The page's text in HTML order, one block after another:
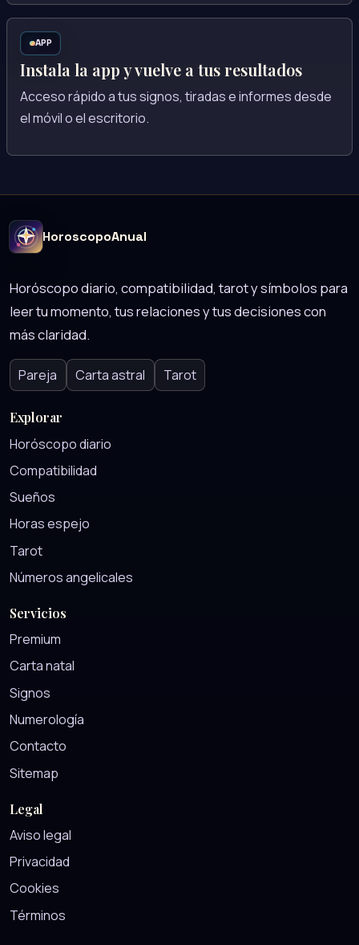
APP
Instala la app y vuelve a tus resultados
Acceso rápido a tus signos, tiradas e informes desde
el móvil o el escritorio.
HoroscopoAnual
Horóscopo diario, compatibilidad, tarot y símbolos para
leer tu momento, tus relaciones y tus decisiones con
más claridad.
Pareja Carta astral Tarot
Explorar
Horóscopo diario
Compatibilidad
Sueños
Horas espejo
Tarot
Números angelicales
Servicios
Premium
Carta natal
Signos
Numerología
Contacto
Sitemap
Legal
Aviso legal
Privacidad
Cookies
Términos